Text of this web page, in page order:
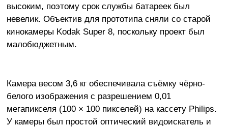
высоким, поэтому срок службы батареек был
невелик. Объектив для прототипа сняли со старой
кинокамеры Kodak Super 8, поскольку проект был
малобюджетным.
Камера весом 3,6 кг обеспечивала съёмку чёрно-
белого изображения с разрешением 0,01
мегапикселя (100 × 100 пикселей) на кассету Philips.
У камеры был простой оптический видоискатель и